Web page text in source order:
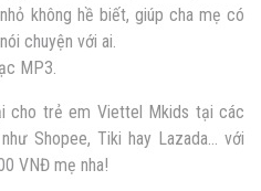
không hề biết, giúp cha mẹ có
chuyện với ai.
MP3.
cho trẻ em Viettel Mkids tại các
Shopee, Tiki hay Lazada… với
VNĐ mẹ nha!